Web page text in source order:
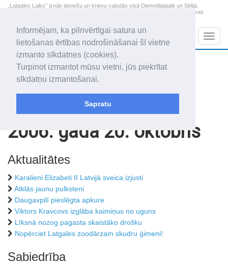
Informējam, ka pilnvērtīgai satura un
lietošanas ērtības nodrošināšanai šī vietne
izmanto sīkdatnes (cookies).
Turpinot izmantot mūsu vietni, jūs piekrītat
sīkdatņu izmantošanai.
Sapratu
„Latgales Laiks” iznāk latviešu un krievu valodās visā Dienvidlatgalē un Sēlijā,
„Latgales Laiks” latviešu valodā aptver Daugavpils valstspilsētu, Augšdaugavas
2026. gada 9. augusts
Svētdiena
Genovefa, Genoveva, Madara
+11.8
2006. gada 20. oktobris
Aktualitātes
Karalieni Elizabeti II Latvijā sveica izjusti
Atklās jaunu pulksteni
Daugavpilī pieslēgta apkure
Viktors Kravcovs izglāba kaimiņus no uguns
Līksnā nozog pagasta skaistāko drošku
Nopērciet Latgales zoodārzam skudru ģimeni!
Sabiedrība